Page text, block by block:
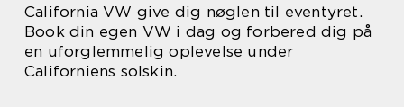
California VW give dig nøglen til eventyret.
Book din egen VW i dag og forbered dig på
en uforglemmelig oplevelse under
Californiens solskin.